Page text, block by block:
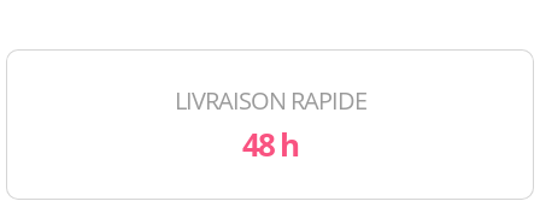
LIVRAISON RAPIDE
48 h